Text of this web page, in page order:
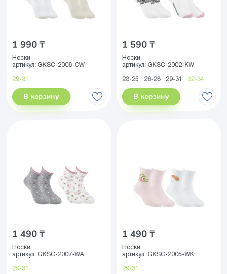
1 990 ₸
Носки
артикул: GKSC-2008-CW
29-31
В корзину
1 590 ₸
Носки
артикул: GKSC-2002-KW
23-25 26-28 29-31 32-34
В корзину
1 490 ₸
Носки
артикул: GKSC-2007-WA
29-31
1 490 ₸
Носки
артикул: GKSC-2005-WK
29-31